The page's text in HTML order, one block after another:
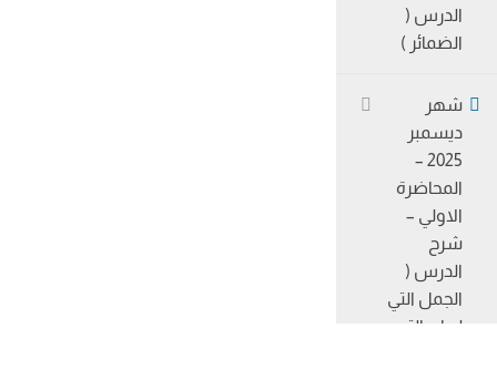
الدرس (
الضمائر )
شهر
ديسمبر
2025 –
المحاضرة
الاولي –
شرح
الدرس (
الجمل التي
لها و التي